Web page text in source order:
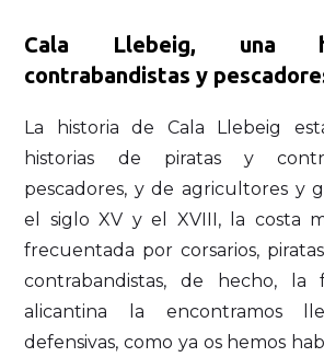
Cala Llebeig, una
contrabandistas y
La historia de Cala Llebeig
historias de piratas y
pescadores, y de agricultores y
el siglo XV y el XVIII, la costa
frecuentada por corsarios,
contrabandistas, de hecho, la
alicantina la encontramos
defensivas, como ya os hemos